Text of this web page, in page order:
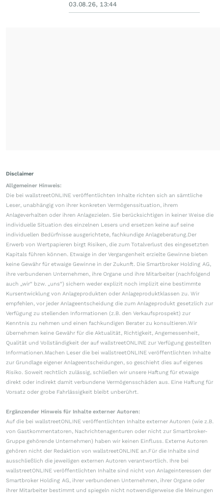
03.08.26, 13:44
Disclaimer
Allgemeiner Hinweis:
Die bei wallstreetONLINE veröffentlichten Inhalte richten sich an sämtliche
Leser, unabhängig von ihrer konkreten Vermögenssituation, ihrem
Anlageverhalten oder ihren Anlagezielen. Sie berücksichtigen in keiner Weise die
individuelle Situation des einzelnen Lesers und ersetzen keine auf seine
individuellen Bedürfnisse ausgerichtete, fachkundige Anlageberatung.Der
Erwerb von Wertpapieren birgt Risiken, die zum Totalverlust des eingesetzten
Kapitals führen können. Etwaige in der Vergangenheit erzielte Gewinne bieten
keine Gewähr für etwaige Gewinne in der Zukunft. Die Smartbroker Holding AG,
ihre verbundenen Unternehmen, ihre Organe und ihre Mitarbeiter (nachfolgend
auch „wir“ bzw. „uns“) sichern weder explizit noch implizit eine bestimmte
Kursentwicklung von Anlageprodukten oder Anlageproduktklassen zu. Wir
empfehlen, vor jeder Anlageentscheidung die zum Anlageprodukt gesetzlich zur
Verfügung zu stellenden Informationen (z.B. den Verkaufsprospekt) zur
Kenntnis zu nehmen und einen fachkundigen Berater zu konsultieren.Wir
übernehmen keine Gewähr für die Aktualität, Richtigkeit, Angemessenheit,
Qualität und Vollständigkeit der auf wallstreetONLINE zur Verfügung gestellten
Informationen.Machen Leser die bei wallstreetONLINE veröffentlichten Inhalte
zur Grundlage eigener Anlageentscheidungen, so geschieht dies auf eigenes
Risiko. Soweit rechtlich zulässig, schließen wir unsere Haftung für etwaige
direkt oder indirekt damit verbundene Vermögensschäden aus. Eine Haftung für
Vorsatz oder grobe Fahrlässigkeit bleibt unberührt.
Ergänzender Hinweis für Inhalte externer Autoren:
Auf die bei wallstreetONLINE veröffentlichten Inhalte externer Autoren (wie z.B.
von Gastkommentatoren, Nachrichtenagenturen oder nicht zur Smartbroker-
Gruppe gehörende Unternehmen) haben wir keinen Einfluss. Externe Autoren
gehören nicht der Redaktion von wallstreetONLINE an.Für die Inhalte sind
ausschließlich die jeweiligen externen Autoren verantwortlich. Ihre bei
wallstreetONLINE veröffentlichten Inhalte sind nicht von Anlageinteressen der
Smartbroker Holding AG, ihrer verbundenen Unternehmen, ihrer Organe oder
ihrer Mitarbeiter bestimmt und spiegeln nicht notwendigerweise die Meinungen